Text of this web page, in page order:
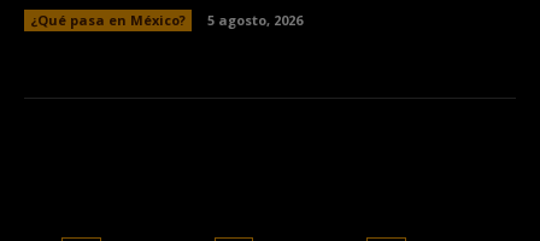
¿Qué pasa en México? 5 agosto, 2026